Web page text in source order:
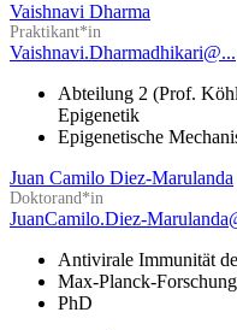
Vaishnavi Dharma
Praktikant*in
Vaishnavi.Dharmadhikari@...
Abteilung 2 (Prof.
Epigenetik
Epigenetische
Juan Camilo Diez-Marulanda
Doktorand*in
JuanCamilo.Diez-
Antivirale Immunität
Max-Planck-
PhD